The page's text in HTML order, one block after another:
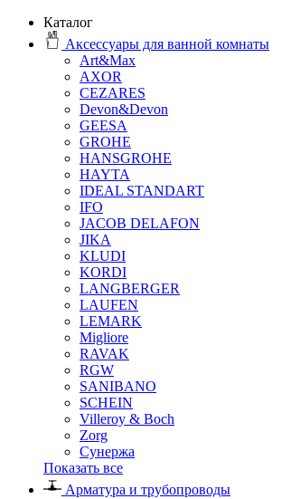
Каталог
Аксессуары для ванной комнаты
Art&Max
AXOR
CEZARES
Devon&Devon
GEESA
GROHE
HANSGROHE
HAYTA
IDEAL STANDART
IFO
JACOB DELAFON
JIKA
KLUDI
KORDI
LANGBERGER
LAUFEN
LEMARK
Migliore
RAVAK
RGW
SANIBANO
SCHEIN
Villeroy & Boch
Zorg
Сунержа
Показать все
Арматура и трубопроводы